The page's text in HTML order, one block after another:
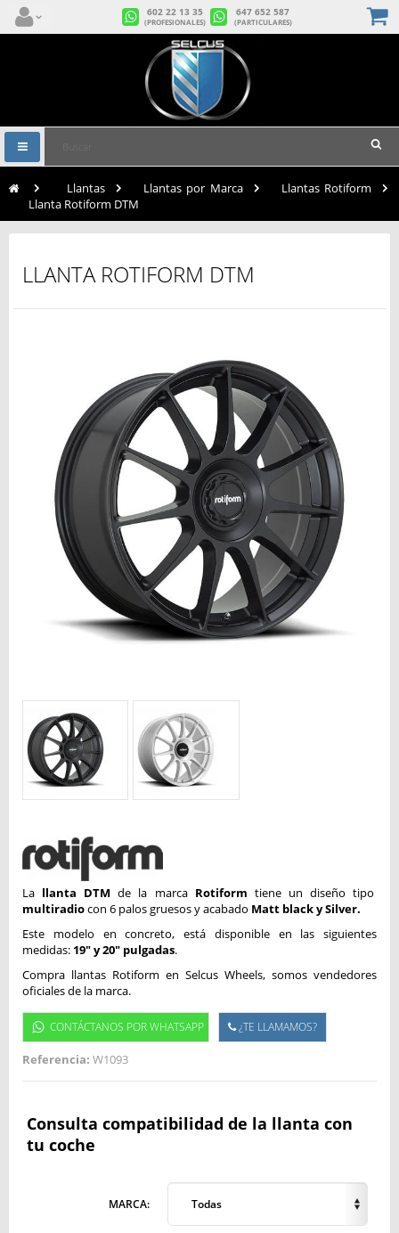
602 22 13 35
(PROFESIONALES)
647 652 587
(PARTICULARES)
Navegación
Toggle
Llantas Llantas por Marca
Llantas Rotiform
Llanta Rotiform DTM
LLANTA ROTIFORM DTM
La llanta DTM de la marca Rotiform tiene un diseño tipo
multiradiocon 6 palos gruesos y acabado Matt black y Silver.
Este modelo en concreto, está disponible en las siguientes
medidas: 19" y 20" pulgadas.
Compra llantas Rotiform en Selcus Wheels, somos vendedores
oficiales de la marca.
CONTÁCTANOS POR WHATSAPP ¿TE LLAMAMOS?
Referencia: W1093
Consulta compatibilidad de la llanta con
tu coche
MARCA: Todas